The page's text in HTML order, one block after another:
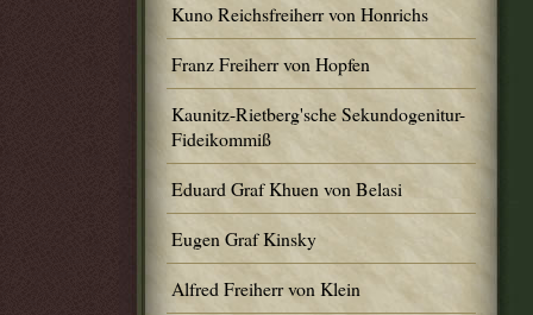
Kuno Reichsfreiherr von Honrichs
Franz Freiherr von Hopfen
Kaunitz-Rietberg'sche Sekundogenitur-
Fideikommiß
Eduard Graf Khuen von Belasi
Eugen Graf Kinsky
Alfred Freiherr von Klein